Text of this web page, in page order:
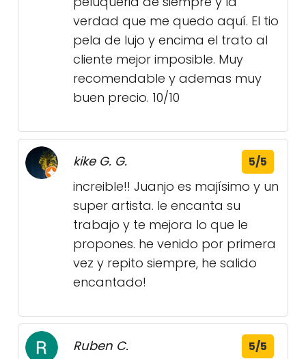
verdad que me quedo aquí. El tio
pela de lujo y encima el trato al
cliente mejor imposible. Muy
recomendable y ademas muy
buen precio. 10/10
kike G. G. 5/5
increible!! Juanjo es majísimo y un
super artista. le encanta su
trabajo y te mejora lo que le
propones. he venido por primera
vez y repito siempre, he salido
encantado!
Ruben C. 5/5